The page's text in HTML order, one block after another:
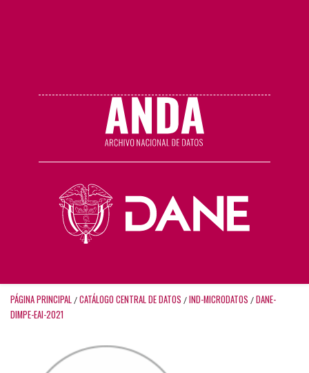
PÁGINA PRINCIPAL / CATÁLOGO CENTRAL DE DATOS / IND-MICRODATOS / DANE-
DIMPE-EAI-2021